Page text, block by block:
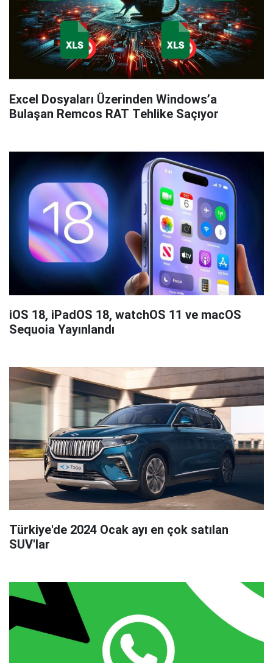
Excel Dosyaları Üzerinden Windows’a
Bulaşan Remcos RAT Tehlike Saçıyor
iOS 18, iPadOS 18, watchOS 11 ve macOS
Sequoia Yayınlandı
Türkiye'de 2024 Ocak ayı en çok satılan
SUV'lar